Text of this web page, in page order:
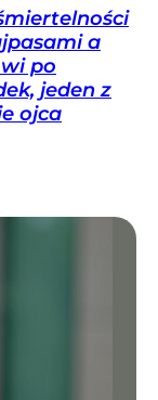
a
po
jeden z
ojca